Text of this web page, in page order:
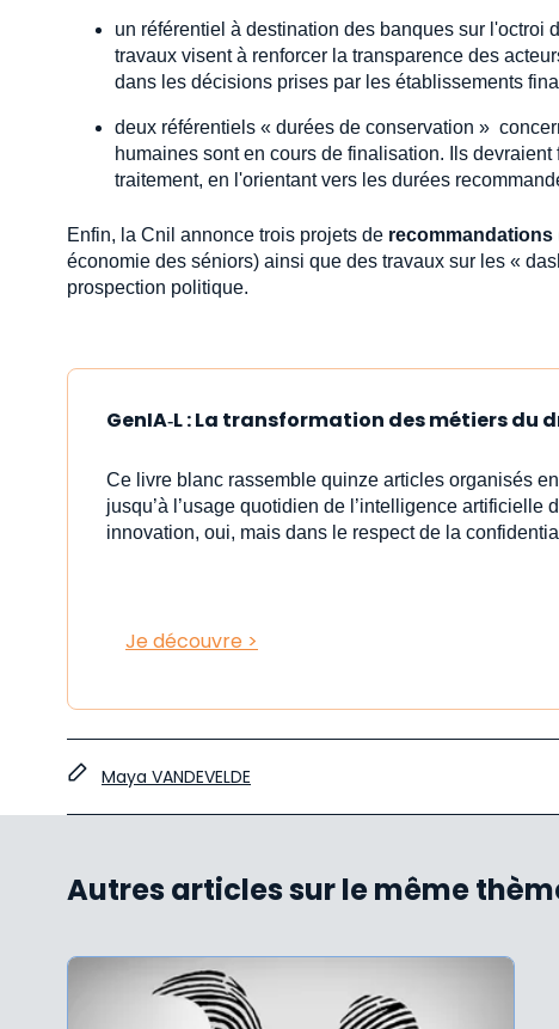
un référentiel à destination des banques sur
travaux visent à renforcer la transparence des
dans les décisions prises par les établissements
deux référentiels « durées de conservation »
humaines sont en cours de finalisation. Ils
traitement, en l'orientant vers les durées
Enfin, la Cnil annonce trois projets de recommandations
économie des séniors) ainsi que des travaux sur les «
prospection politique.
GenIA‑L : La transformation des métiers du
Ce livre blanc rassemble quinze articles organisés
jusqu’à l’usage quotidien de l’intelligence
innovation, oui, mais dans le respect de la
Je découvre >
Maya VANDEVELDE
Autres articles sur le même